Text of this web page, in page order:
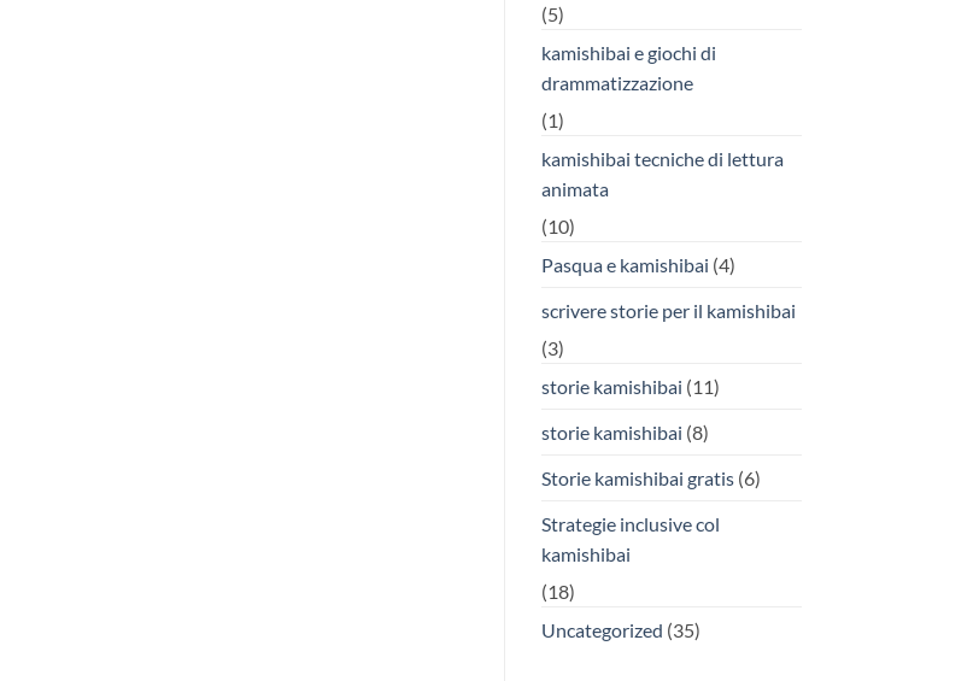
(5)
kamishibai e giochi di
drammatizzazione
(1)
kamishibai tecniche di lettura
animata
(10)
Pasqua e kamishibai (4)
scrivere storie per il kamishibai
(3)
storie kamishibai (11)
storie kamishibai (8)
Storie kamishibai gratis(6)
Strategie inclusive col
kamishibai
(18)
Uncategorized (35)